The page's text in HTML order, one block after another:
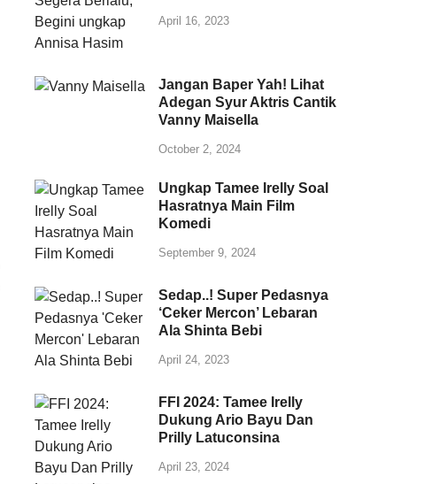
April 16, 2023
Jangan Baper Yah! Lihat
Adegan Syur Aktris Cantik
Vanny Maisella
October 2, 2024
Ungkap Tamee Irelly Soal
Hasratnya Main Film
Komedi
September 9, 2024
Sedap..! Super Pedasnya
‘Ceker Mercon’ Lebaran
Ala Shinta Bebi
April 24, 2023
FFI 2024: Tamee Irelly
Dukung Ario Bayu Dan
Prilly Latuconsina
April 23, 2024